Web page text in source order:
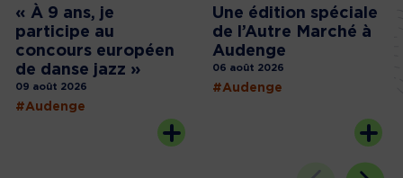
« À 9 ans, je
participe au
concours européen
de danse jazz »
09 août 2026
#Audenge
Une édition spéciale
de l’Autre Marché à
Audenge
06 août 2026
#Audenge